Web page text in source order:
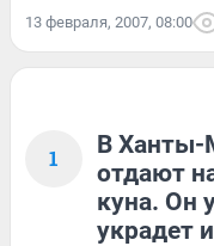
13 февраля, 2007, 08:00
1
В Ханты-
отдают
куна. Он
украдет